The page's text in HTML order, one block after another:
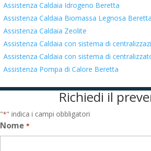
Assistenza Caldaia Idrogeno Beretta
Assistenza Caldaia Biomassa Legnosa
Assistenza Caldaia Zeolite
Assistenza Caldaia con sistema di
Assistenza Caldaia con sistema di
Assistenza Pompa di Calore Beretta
Richiedi il
"*" indica i campi obbligatori
Nome *